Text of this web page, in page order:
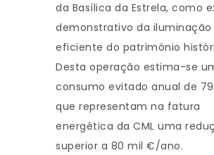
da Basílica da Estrela, como
demonstrativo da iluminação
eficiente do património
Desta operação estima-se
consumo evitado anual de
que representam na fatura
energética da CML uma
superior a 80 mil €/ano.